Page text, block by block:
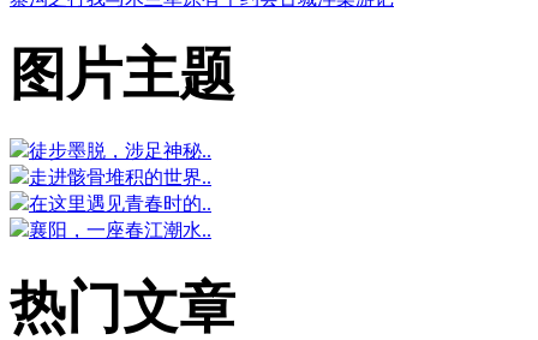
图片主题
徒步墨脱，涉足神秘..
走进骸骨堆积的世界..
在这里遇见青春时的..
襄阳，一座春江潮水..
热门文章